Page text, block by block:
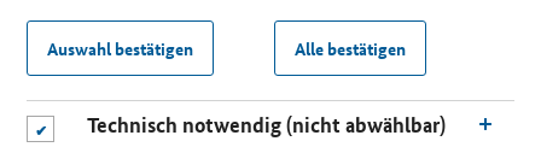
Auswahl bestätigen Alle bestätigen
Technisch notwendig (nicht abwählbar)